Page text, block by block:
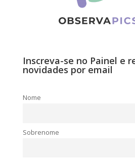
Inscreva-se no Painel e
novidades por email
Nome
Sobrenome